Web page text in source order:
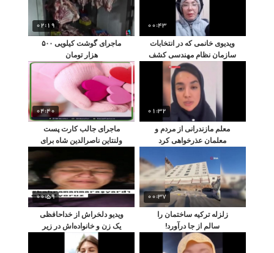
00:43
ویدیوی خانمی که در انتخابات
سازمان نظام مهندسی کشف
حجاب کرد
02:19
ماجرای گوشت کیلویی ۵۰۰
هزار تومان
01:32
معلم مازندرانی از مردم و
معلمان عذرخواهی کرد
04:40
ماجرای جالب کارت پست
ولنتاین ناصرالدین شاه برای
00:37
زلزله ترکیه ساختمان را
سالم از جا درآورد!
00:59
ویدیو دلخراش از خداحافظی
یک زن و خانواده‌اش در زیر
آوار از بازماندگان